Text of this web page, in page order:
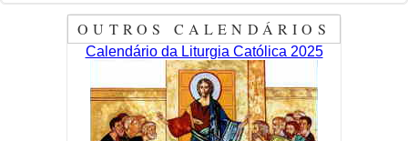
OUTROS CALENDÁRIOS
Calendário da Liturgia Católica 2025